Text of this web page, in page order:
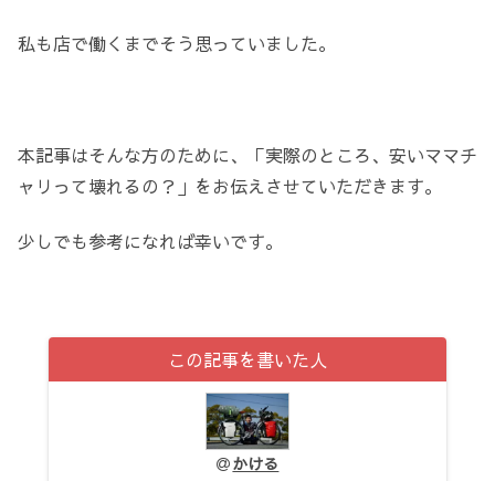
私も店で働くまでそう思っていました。
本記事はそんな方のために、「実際のところ、安いママチ
ャリって壊れるの？」をお伝えさせていただきます。
少しでも参考になれば幸いです。
この記事を書いた人
かける